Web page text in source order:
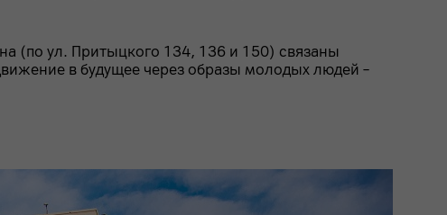
(по ул. Притыцкого 134, 136 и 150) связаны
в будущее через образы молодых людей –